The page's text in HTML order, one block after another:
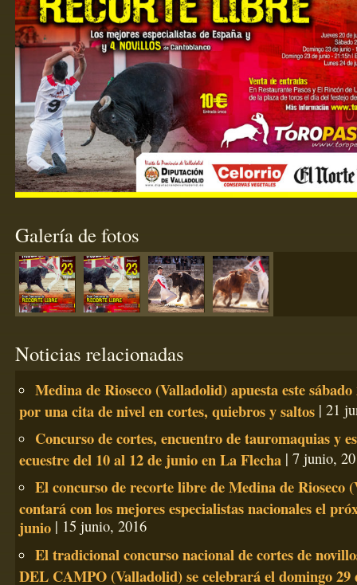
Galería de fotos
Noticias relacionadas
Medina de Rioseco (Valladolid) apuesta este
por una cita de nivel en cortes, quiebros y saltos| 21
Concurso de cortes, encuentro de tauromaquias y
ecuestre del 10 al 12 de junio en La Flecha | 7 junio,
El concurso de recorte libre de Medina de Rioseco
contará con los mejores especialistas nacionales el
junio| 15 junio, 2016
El tradicional concurso nacional de cortes de
DEL CAMPO (Valladolid) se celebrará el domingo 29